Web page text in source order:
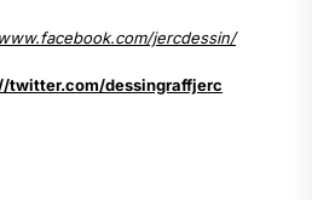
jercdessin/
twitter.com/dessingraffjerc